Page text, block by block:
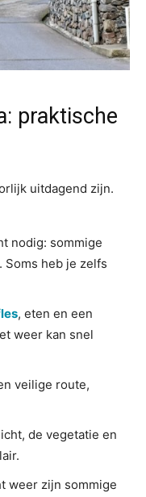
praktische
uitdagend zijn.
nodig: sommige
Soms heb je zelfs
, eten en een
weer kan snel
veilige route,
de vegetatie en
weer zijn sommige